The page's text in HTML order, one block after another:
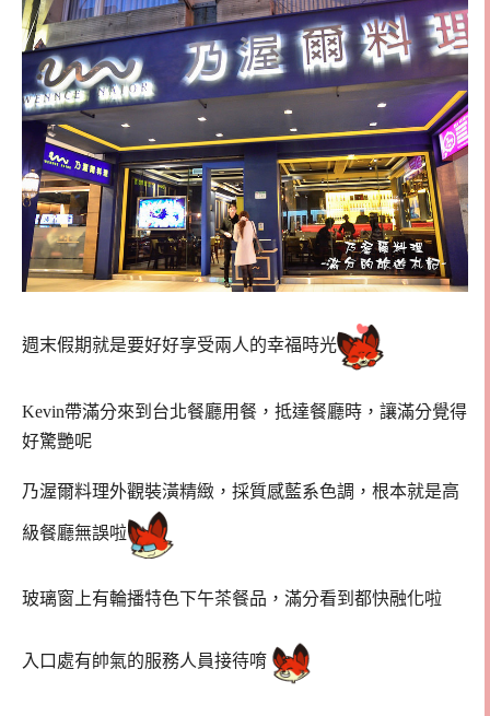
週末假期就是要好好享受兩人的幸福時光
Kevin帶滿分來到台北餐廳用餐，抵達餐廳時，讓滿分覺得
好驚艷呢
乃渥爾料理外觀裝潢精緻，採質感藍系色調，根本就是高
級餐廳無誤啦
玻璃窗上有輪播特色下午茶餐品，滿分看到都快融化啦
入口處有帥氣的服務人員接待唷